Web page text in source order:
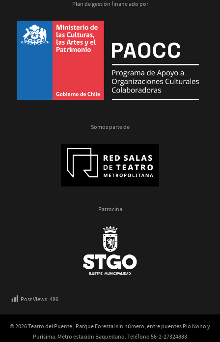
Plan de gestión financiado por
Somos parte de
Patrocina
Post Views:486
© 2026 Teatro del Puente | Parque Forestal sin número, entre puentes Pio Nono y
Purísima. Metro estación Baquedano. Teléfono 56-2-27324883